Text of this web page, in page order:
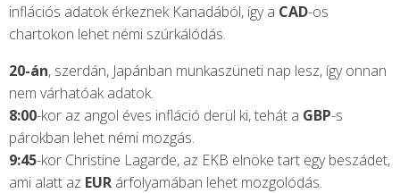
inflációs adatok érkeznek Kanadából, így a CAD-os
chartokon lehet némi szúrkálódás.
20-án, szerdán, Japánban munkaszüneti nap lesz, így onnan
nem várhatóak adatok.
8:00-kor az angol éves infláció derül ki, tehát a GBP-s
párokban lehet némi mozgás.
9:45-kor Christine Lagarde, az EKB elnöke tart egy beszádet,
ami alatt az EUR árfolyamában lehet mozgolódás.